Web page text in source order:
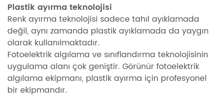
Plastik ayırma teknolojisi
Renk ayırma teknolojisi sadece tahıl ayıklamada
değil, aynı zamanda plastik ayıklamada da yaygın
olarak kullanılmaktadır.
Fotoelektrik algılama ve sınıflandırma teknolojisinin
uygulama alanı çok geniştir. Görünür fotoelektrik
algılama ekipmanı, plastik ayırma için profesyonel
bir ekipmandır.